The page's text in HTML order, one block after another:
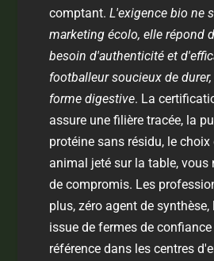
comptant.L'exigence bio ne
marketing écolo, elle répond
besoin d'authenticité et
footballeur soucieux de
forme digestive. La
assure une filière tracée, la
protéine sans résidu, le choix
animal jeté sur la table, vous
de compromis. Les
plus, zéro agent de
issue de fermes de
référence dans les centres